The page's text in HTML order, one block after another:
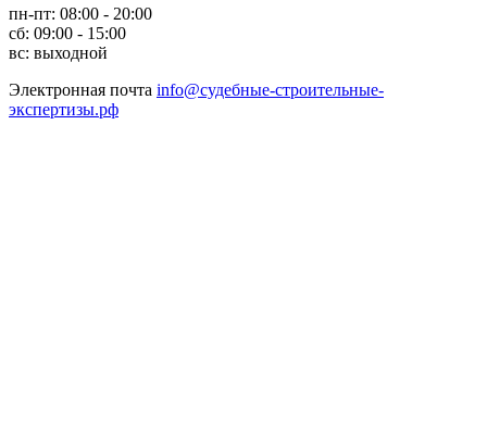
пн-пт: 08:00 - 20:00
сб: 09:00 - 15:00
вс: выходной
Электронная почта info@судебные-строительные-
экспертизы.рф